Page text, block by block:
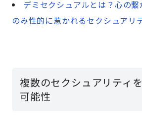
デミセクシュアルとは？心の
のみ性的に惹かれるセクシュアリ
複数のセクシュアリティ
可能性